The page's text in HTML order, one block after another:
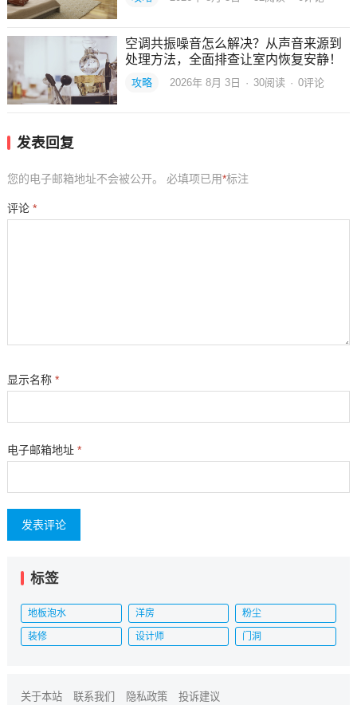
空调共振噪音怎么解决？从声音来源到
处理方法，全面排查让室内恢复安静！
攻略 2026年 8月 3日 · 30阅读 · 0评论
发表回复
您的电子邮箱地址不会被公开。 必填项已用*标注
评论 *
显示名称 *
电子邮箱地址 *
标签
地板泡水 洋房 粉尘
装修 设计师 门洞
关于本站 联系我们 隐私政策 投诉建议